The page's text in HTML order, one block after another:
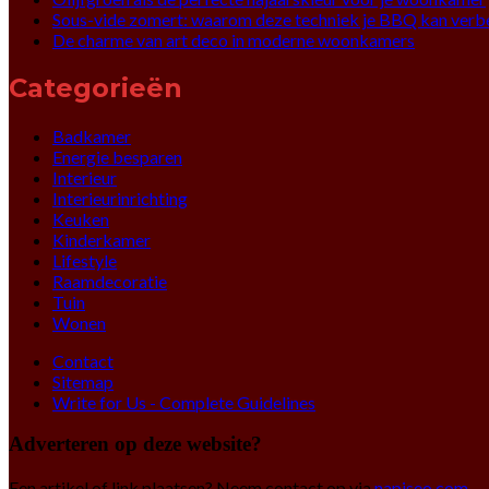
Sous-vide zomert: waarom deze techniek je BBQ kan
De charme van art deco in moderne woonkamers
Categorieën
Badkamer
Energie besparen
Interieur
Interieurinrichting
Keuken
Kinderkamer
Lifestyle
Raamdecoratie
Tuin
Wonen
Contact
Sitemap
Write for Us - Complete Guidelines
Adverteren op deze website?